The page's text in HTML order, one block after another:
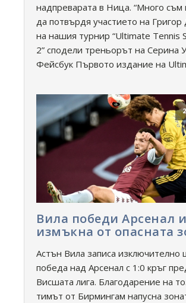
надпреварата в Ница. “Много съм
да потвърдя участието на
на нашия турнир “Ultimate Tennis
2” сподели треньорът на Серина
Фейсбук Първото издание на
Вила победи Арсенал
измъкна от опасната
Астън Вила записа изключително
победа над Арсенал с 1:0 кръг
Висшата лига. Благодарение на
тимът от Бирмингам напусна